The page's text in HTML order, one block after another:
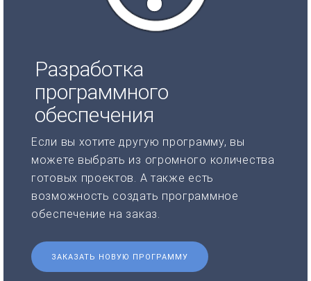
Разработка
программного
обеспечения
Если вы хотите другую программу, вы
можете выбрать из огромного количества
готовых проектов. А также есть
возможность создать программное
обеспечение на заказ.
ЗАКАЗАТЬ НОВУЮ ПРОГРАММУ